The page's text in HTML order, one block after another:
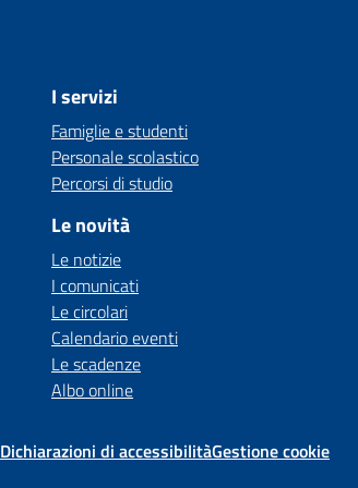
I servizi
Famiglie e studenti
Personale scolastico
Percorsi di studio
Le novità
Le notizie
I comunicati
Le circolari
Calendario eventi
Le scadenze
Albo online
Dichiarazioni di accessibilitàGestione cookie